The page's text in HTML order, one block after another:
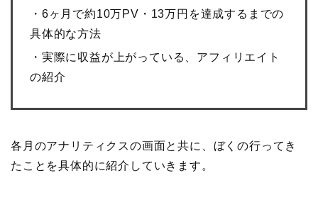
・6ヶ月で約10万PV・13万円を達成するまでの
具体的な方法
・実際に収益が上がっている、アフィリエイト
の紹介
各月のアナリティクスの画面と共に、ぼくの行ってき
たことを具体的に紹介していきます。